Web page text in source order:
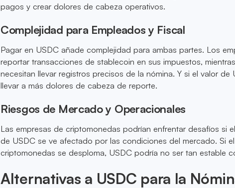
pagos y crear dolores de cabeza operativos.
Complejidad para Empleados y Fiscal
Pagar en USDC añade complejidad para ambas partes. Los
reportar transacciones de stablecoin en sus impuestos,
necesitan llevar registros precisos de la nómina. Y si el valor de
llevar a más dolores de cabeza de reporte.
Riesgos de Mercado y Operacionales
Las empresas de criptomonedas podrían enfrentar desafíos si
de USDC se ve afectado por las condiciones del mercado. Si
criptomonedas se desploma, USDC podría no ser tan estable
Alternativas a USDC para la